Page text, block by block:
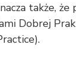
także, że
Dobrej